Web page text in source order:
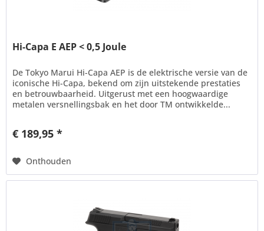
Hi-Capa E AEP < 0,5 Joule
De Tokyo Marui Hi-Capa AEP is de elektrische versie van de
iconische Hi-Capa, bekend om zijn uitstekende prestaties
en betrouwbaarheid. Uitgerust met een hoogwaardige
metalen versnellingsbak en het door TM ontwikkelde...
€ 189,95 *
Onthouden